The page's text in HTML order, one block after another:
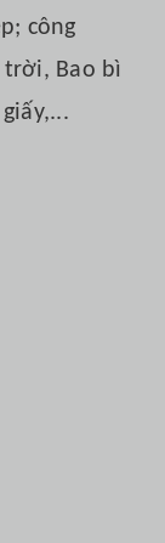
công
Bao bì